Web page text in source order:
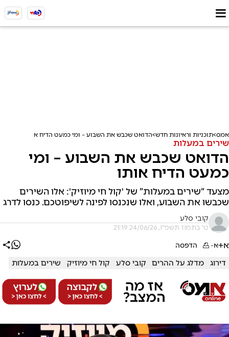
אמס תוכניות וראיונות חדש הדואט שכבש את השבוע – ומי כמעט הדיח אותו
שירים במעלות
הדואט שכבש את השבוע – ומי
כמעט הדיח אותו
מצעד “שירים במעלות” של 'קול חי מיוזיק': אלו השירים
שכבשו את השבוע, ואלו שנכנסו לפינה לשיפוטכם. כנסו לדרג
קובי סלע
ט' בתמוז תשפ"ו, 24/06/26 21:19
א+א- הדפסה
דירוג מדלג על ההרים קובי סלע קול חי מיוזיק שירים במעלות